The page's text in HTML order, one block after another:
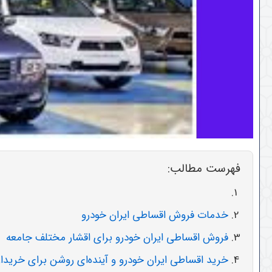
فهرست مطالب:
خدمات فروش اقساطی ایران خودرو
فروش اقساطی ایران خودرو برای اقشار مختلف جامعه
خرید اقساطی ایران خودرو و آینده‌ای روشن برای